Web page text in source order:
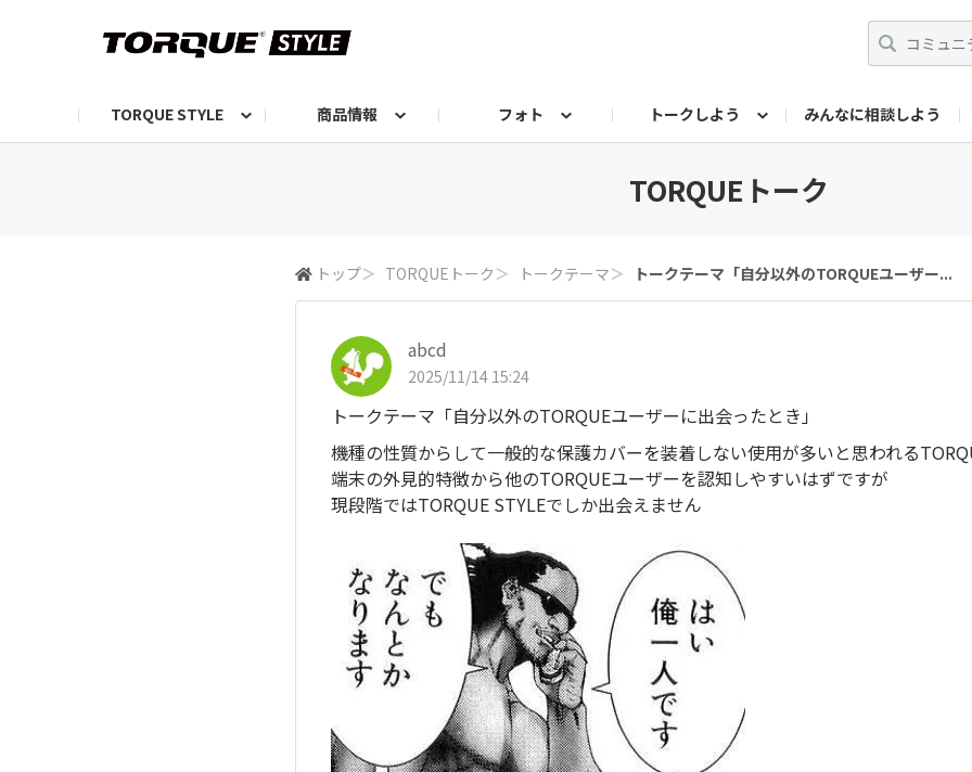
TORQUE STYLE 商品情報 フォト トークしよう みんなに相談しよう
TORQUEトーク
トップ＞ TORQUEトーク ＞ トークテーマ＞ トークテーマ「自分以外のTORQUEユーザー...
abcd
2025/11/14 15:24
トークテーマ「自分以外のTORQUEユーザーに出会ったとき」
機種の性質からして一般的な保護カバーを装着しない使用が多いと思われる
端末の外見的特徴から他のTORQUEユーザーを認知しやすいはずですが
現段階ではTORQUE STYLEでしか出会えません